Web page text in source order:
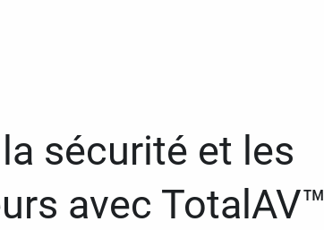
sécurité et les
avec TotalAV™